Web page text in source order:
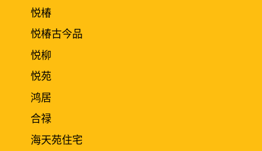
悦椿
悦椿古今品
悦柳
悦苑
鸿居
合禄
海天苑住宅